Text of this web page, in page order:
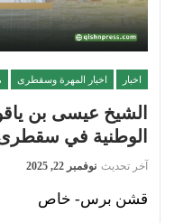
اخبار اخبار المهرة وسقطرى
الشيخ عيسى بن
الوطنية في
آخر تحديث نوفمبر 22, 2025
قشن برس- خاص